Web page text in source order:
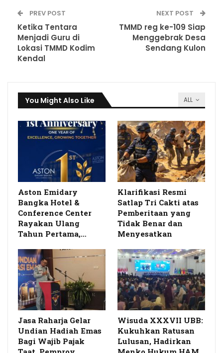
PREV POST
Ketika Tentara
Menjadi Guru di
Lokasi TMMD Kodim
Kendal
NEXT POST
TMMD reg ke-109 Siap
Menggebrak Desa
Sendang Kulon
ALL
You Might Also Like
Aston Emidary
Bangka Hotel &
Conference Center
Rayakan Ulang
Tahun Pertama,…
Klarifikasi Resmi
Satlap Tri Cakti atas
Pemberitaan yang
Tidak Benar dan
Menyesatkan
Jasa Raharja Gelar
Undian Hadiah Emas
Bagi Wajib Pajak
Wisuda XXXVII UBB:
Kukuhkan Ratusan
Lulusan, Hadirkan